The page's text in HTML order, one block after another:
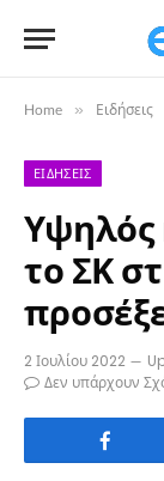
Home » Ειδήσεις
ΕΙΔΉΣΕΙΣ
Υψηλός
το ΣΚ
2 Ιουλίου 2022
Δεν υπάρχουν